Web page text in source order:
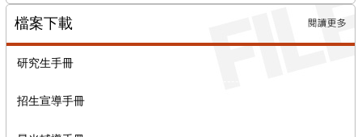
檔案下載
研究生手冊
招生宣導手冊
更多→